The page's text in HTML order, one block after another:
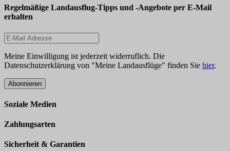
Regelmäßige Landausflug-Tipps und -Angebote per E-Mail
erhalten
Meine Einwilligung ist jederzeit widerruflich. Die
Datenschutzerklärung von "Meine Landausflüge" finden Sie hier.
Abonnieren
Soziale Medien
Zahlungsarten
Sicherheit & Garantien